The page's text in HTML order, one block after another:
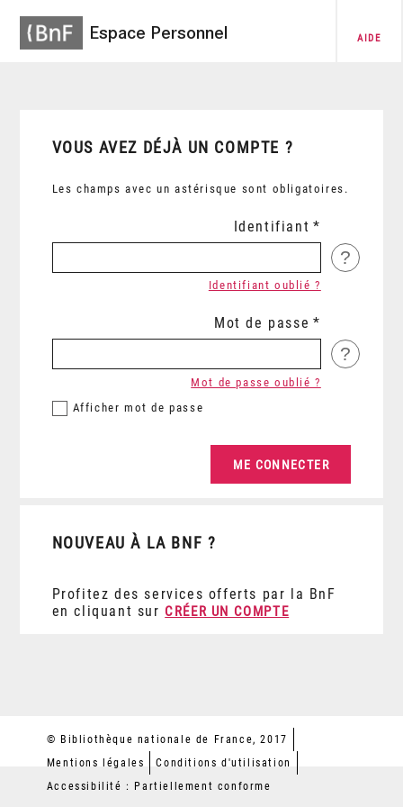
Espace Personnel AIDE
VOUS AVEZ DÉJÀ UN COMPTE ?
Les champs avec un astérisque sont obligatoires.
Identifiant
?
Identifiant oublié ?
Mot de passe
?
Afficher mot de passe
Mot de passe oublié ?
NOUVEAU À LA BNF ?
Profitez des services offerts par la BnF
en cliquant sur CRÉER UN COMPTE
© Bibliothèque nationale de France, 2017
Mentions légales
Conditions d'utilisation
Accessibilité : Partiellement conforme